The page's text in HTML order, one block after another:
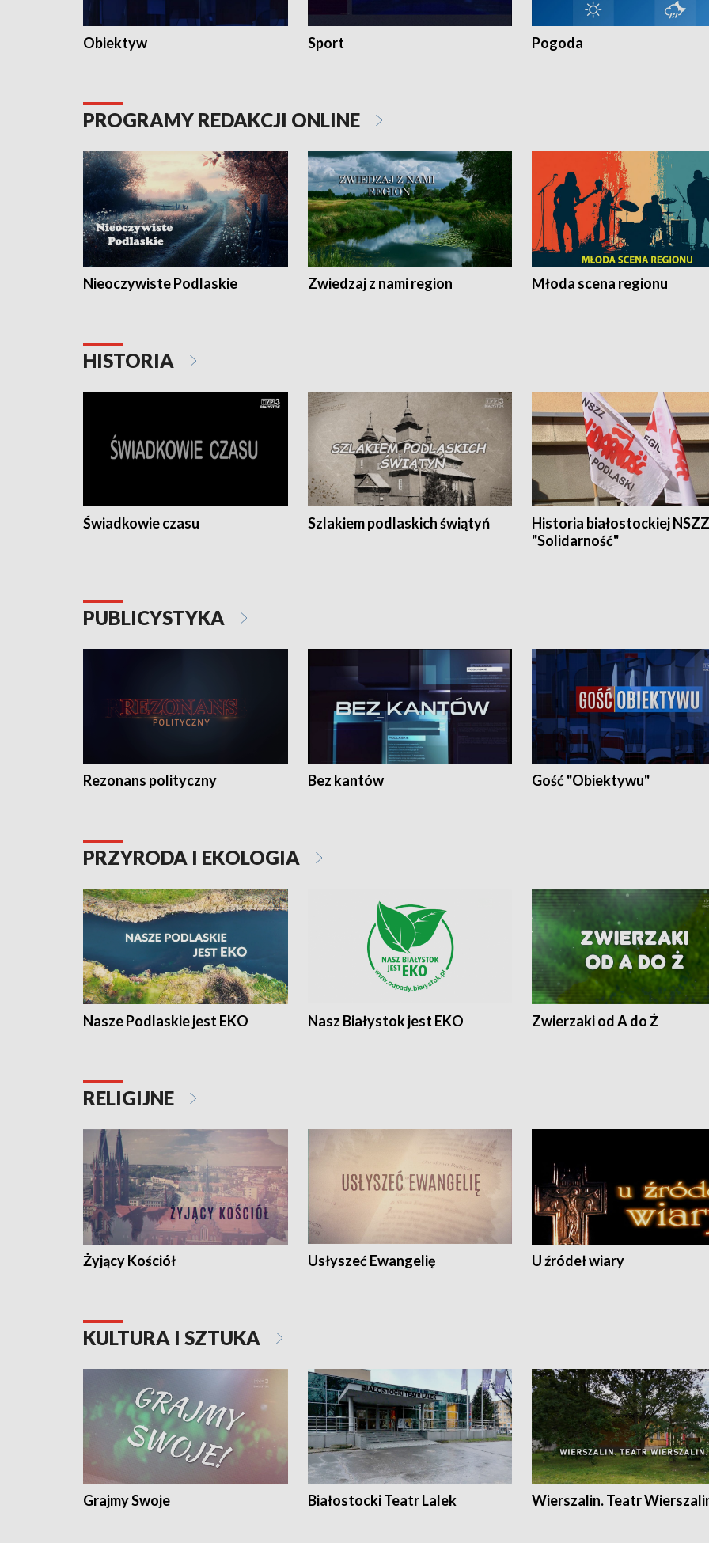
Obiektyw Sport Pogoda
PROGRAMY REDAKCJI ONLINE
Nieoczywiste Podlaskie Zwiedzaj z nami region Młoda scena regionu
HISTORIA
Świadkowie czasu Szlakiem podlaskich świątyń
Historia białostockiej NSZZ
"Solidarność"
PUBLICYSTYKA
Rezonans polityczny Bez kantów Gość "Obiektywu"
PRZYRODA I EKOLOGIA
Nasze Podlaskie jest EKO Nasz Białystok jest EKO Zwierzaki od A do Ż
RELIGIJNE
Żyjący Kościół Usłyszeć Ewangelię U źródeł wiary
KULTURA I SZTUKA
Grajmy Swoje Białostocki Teatr Lalek Wierszalin. Teatr